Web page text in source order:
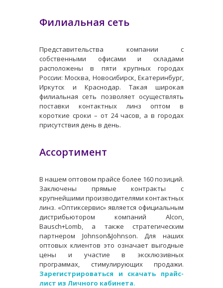
Филиальная сеть
Представительства компании с
собственными офисами и складами
расположены в пяти крупных городах
России: Москва, Новосибирск, Екатеринбург,
Иркутск и Краснодар. Такая широкая
филиальная сеть позволяет осуществлять
поставки контактных линз оптом в
короткие сроки – от 24 часов, а в городах
присутствия день в день.
Ассортимент
В нашем оптовом прайсе более 160 позиций.
Заключены прямые контракты с
крупнейшими производителями контактных
линз. «Оптиксервис» является официальным
дистрибьютором компаний Alcon,
Bausch+Lomb, а также стратегическим
партнером Johnson&Johnson. Для наших
оптовых клиентов это означает выгодные
цены и участие в эксклюзивных
программах, стимулирующих продажи.
Зарегистрироваться и скачать прайс-
лист из Личного кабинета.